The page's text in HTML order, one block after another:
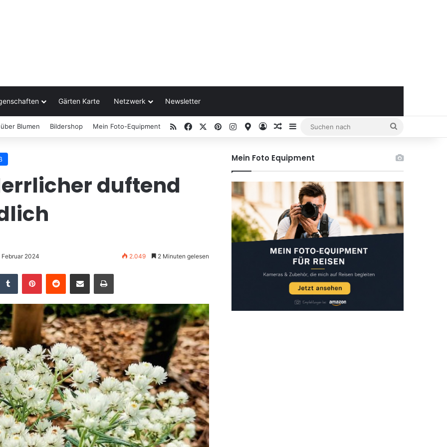
Gärten Karte Netzwerk Newsletter
Blumen Bildershop Mein Foto-Equipment RSS Facebook PinterestInstagramGoogle Maps
AnmeldenZufälliger Artikel
Sidebar
duftend
2024 2.049 2 Minuten gelesen
Mein Foto Equipment